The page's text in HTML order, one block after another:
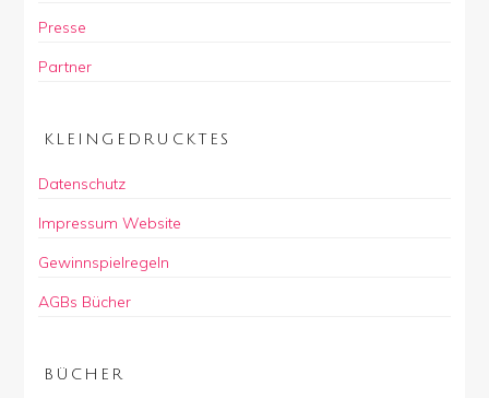
Presse
Partner
KLEINGEDRUCKTES
Datenschutz
Impressum Website
Gewinnspielregeln
AGBs Bücher
BÜCHER